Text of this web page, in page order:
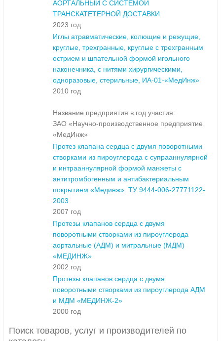
АОРТАЛЬНЫЙ С СИСТЕМОЙ
ТРАНСКАТЕТЕРНОЙ ДОСТАВКИ
2023 год
Иглы атравматические, колющие и режущие,
круглые, трехгранные, круглые с трехгранным
острием и шпательной формой игольного
наконечника, с нитями хирургическими,
одноразовые, стерильные, ИА-01-«МедИнж»
2010 год
Название предприятия в год участия:
ЗАО «Научно-производственное предприятие
«МедИнж»
Протез клапана сердца с двумя поворотными
створками из пироуглерода с супрааннулярной
и интрааннулярной формой манжеты с
антитромбогенным и антибактериальным
покрытием «Мединж». ТУ 9444-006-27771122-
2003
2007 год
Протезы клапанов сердца с двумя
поворотными створками из пироуглерода
аортальные (АДМ) и митральные (МДМ)
«МЕДИНЖ»
2002 год
Протезы клапанов сердца с двумя
поворотными створками из пироуглерода АДМ
и МДМ «МЕДИНЖ-2»
2000 год
Поиск товаров, услуг и производителей по